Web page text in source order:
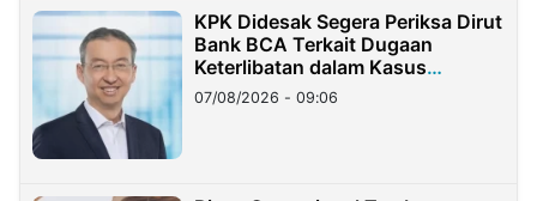
KPK Didesak Segera Periksa Dirut
Bank BCA Terkait Dugaan
Keterlibatan dalam Kasus
Hilangnya Dana Nasabah Rp2,58
Miliar
07/08/2026 - 09:06